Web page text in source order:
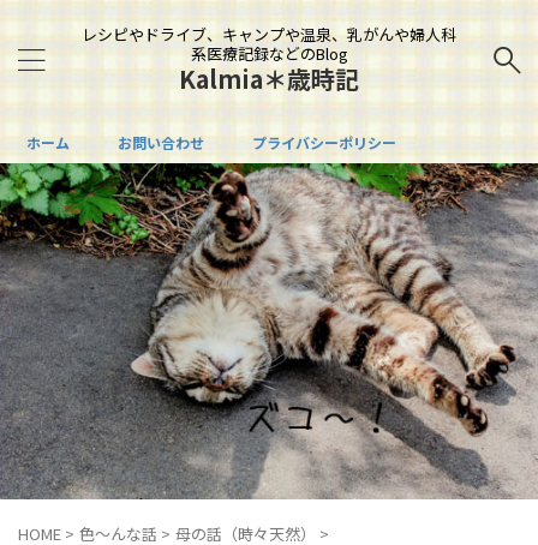
レシピやドライブ、キャンプや温泉、乳がんや婦人科
系医療記録などのBlog
Kalmia＊歳時記
ホーム お問い合わせ プライバシーポリシー
HOME > 色～んな話 > 母の話（時々天然） >